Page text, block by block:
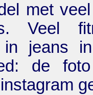
met
Veel
jeans
de